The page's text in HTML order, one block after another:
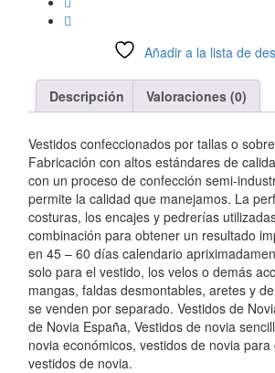
Añadir a la lista de
Descripción Valoraciones (0)
Vestidos confeccionados por tallas o
Fabricación con altos estándares de
con un proceso de confección semi-
permite la calidad que manejamos. La
costuras, los encajes y pedrerías
combinación para obtener un resultado
en 45 – 60 días calendario
solo para el vestido, los velos o demás
mangas, faldas desmontables, aretes y
se venden por separado. Vestidos de
de Novia España, Vestidos de novia
novia económicos, vestidos de novia para
vestidos de novia.